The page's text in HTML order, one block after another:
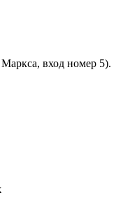
вход номер 5).